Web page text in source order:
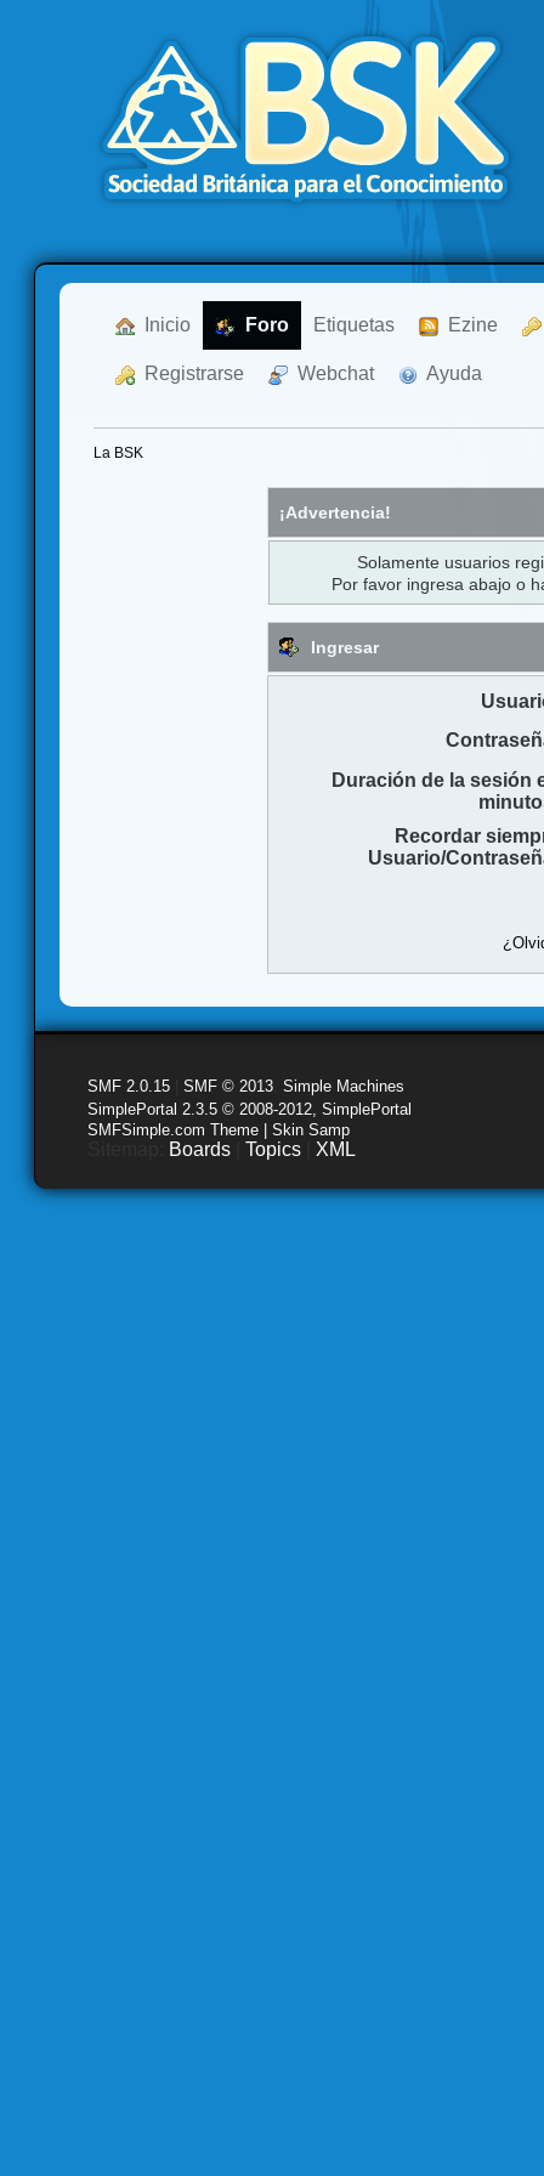
Inicio Foro Etiquetas Ezine
Registrarse Webchat Ayuda
La BSK
¡Advertencia!
Solamente usuarios
Por favor ingresa abajo o
Ingresar
Duración de la sesión
Recordar
Usuario/
SMF 2.0.15 SMF © 2013 Simple Machines
SimplePortal 2.3.5 © 2008-2012, SimplePortal
SMFSimple.com Theme | Skin Samp
Boards Topics XML